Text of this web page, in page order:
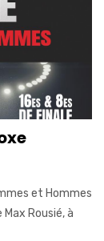
et Hommes
Rousié, à